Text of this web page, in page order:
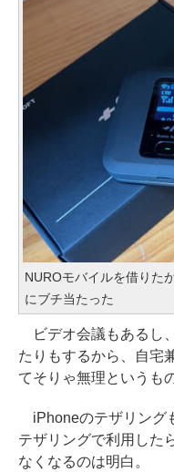
NUROモバイルを借りた
にブチ当たった
ビデオ会議もあるし
たりもするから、自宅
てそりゃ無理というも
iPhoneのテザリング
テザリングで利用した
なくなるのは明白。